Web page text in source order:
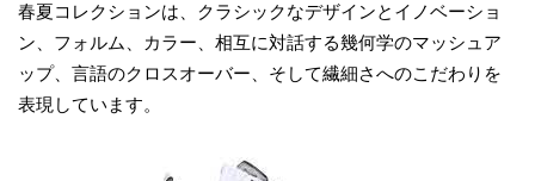
春夏コレクションは、クラシックなデザインとイノベーショ
ン、フォルム、カラー、相互に対話する幾何学のマッシュア
ップ、言語のクロスオーバー、そして繊細さへのこだわりを
表現しています。